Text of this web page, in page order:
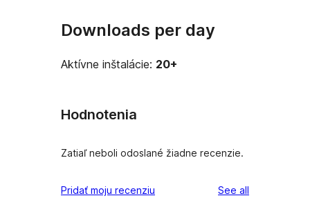
Downloads per day
Aktívne inštalácie: 20+
Hodnotenia
Zatiaľ neboli odoslané žiadne recenzie.
Pridať moju recenziu See all